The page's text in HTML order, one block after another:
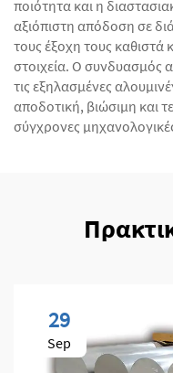
ποιότητα και η
αξιόπιστη απόδοση σε
τους έξοχη τους καθιστά
στοιχεία. Ο συνδυασμός
τις εξηλασμένες
αποδοτική, βιώσιμη και
σύγχρονες
29
Sep